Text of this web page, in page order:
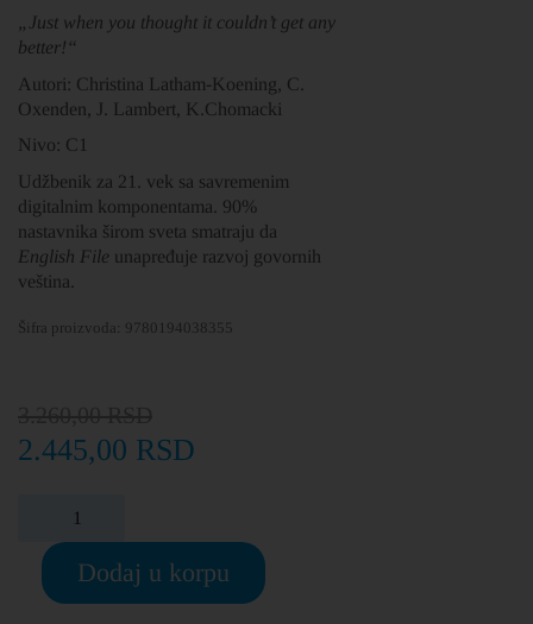
„Just when you thought it couldn’t get any
better!“
Autori: Christina Latham-Koening, C.
Oxenden, J. Lambert, K.Chomacki
Nivo: C1
Udžbenik za 21. vek sa savremenim
digitalnim komponentama. 90%
nastavnika širom sveta smatraju da
English File unapređuje razvoj govornih
veština.
Šifra proizvoda: 9780194038355
2.445,00 RSD
Dodaj u korpu